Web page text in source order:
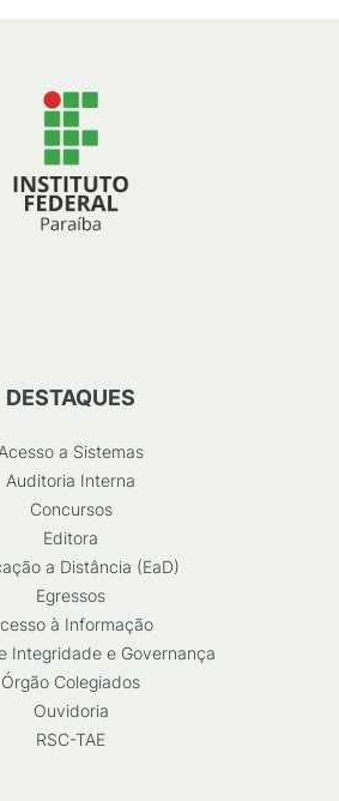
DESTAQUES
Acesso a Sistemas
Auditoria Interna
Concursos
Editora
a Distância (EaD)
Egressos
à Informação
Integridade e Governança
Órgão Colegiados
Ouvidoria
RSC-TAE